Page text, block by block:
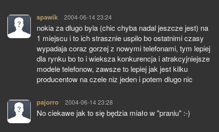
spawik pisze:
2004-06-14 23:24
nokia za dlugo byla (chic chyba nadal jeszcze jest) na
1 miejscu i to ich strasznie uspilo bo ostatnimi czasy
wypadaja coraz gorzej z nowymi telefonami, tym lepiej
dla rynku bo to i wieksza konkurencja i atrakcyjniejsze
modele telefonow, zawsze to lepiej jak jest kilku
producentow na czele niz jeden i potem dlugo nic
pajorro pisze:
2004-06-14 23:28
No ciekawe jak to się będzia miało w "praniu" :-)